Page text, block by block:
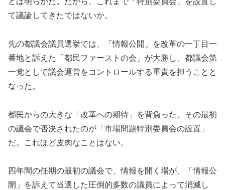
て議論してきたではないか。
先の都議会議員選挙では、「情報公開」を改革の一丁目一
番地と訴えた「都民ファーストの会」が大勝し、都議会第
一党として議会運営をコントロールする重責を担うことと
なった。
都民からの大きな「改革への期待」を背負った、その最初
の議会で否決されたのが「市場問題特別委員会の設置」
だ。これほど皮肉なことはない。
四年間の任期の最初の議会で、情報を開く場が、「情報公
開」を訴えて当選した圧倒的多数の議員によって消滅し